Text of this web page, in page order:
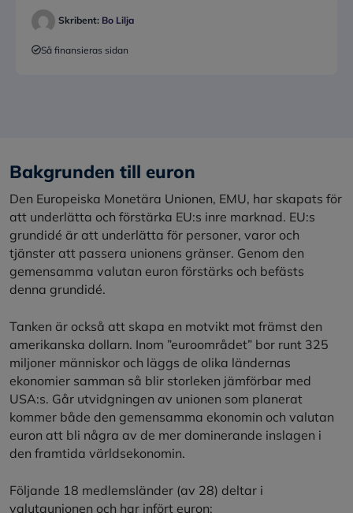
Skribent: Bo Lilja
Så finansieras sidan
Bakgrunden till euron
Den Europeiska Monetära Unionen, EMU, har skapats för
att underlätta och förstärka EU:s inre marknad. EU:s
grundidé är att underlätta för personer, varor och
tjänster att passera unionens gränser. Genom den
gemensamma valutan euron förstärks och befästs
denna grundidé.
Tanken är också att skapa en motvikt mot främst den
amerikanska dollarn. Inom ”euroområdet” bor runt 325
miljoner människor och läggs de olika ländernas
ekonomier samman så blir storleken jämförbar med
USA:s. Går utvidgningen av unionen som planerat
kommer både den gemensamma ekonomin och valutan
euron att bli några av de mer dominerande inslagen i
den framtida världsekonomin.
Följande 18 medlemsländer (av 28) deltar i
valutaunionen och har infört euron: